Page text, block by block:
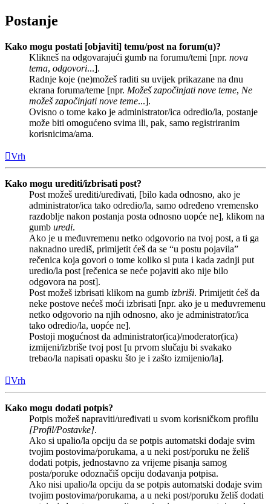
Postanje
Kako mogu postati [objaviti] temu/post na forum(u)?
Klikneš na odgovarajući gumb na forumu/temi [npr. nova
tema, odgovori...].
Radnje koje (ne)možeš raditi su uvijek prikazane na dnu
ekrana foruma/teme [npr. Možeš započinjati nove teme, Ne
možeš započinjati nove teme...].
Ovisno o tome kako je administrator/ica odredio/la, postanje
može biti omogućeno svima ili, pak, samo registriranim
korisnicima/ama.
Vrh
Kako mogu urediti/izbrisati post?
Post možeš urediti/uređivati, [bilo kada odnosno, ako je
administrator/ica tako odredio/la, samo određeno vremensko
razdoblje nakon postanja posta odnosno uopće ne], klikom na
gumb uredi.
Ako je u međuvremenu netko odgovorio na tvoj post, a ti ga
naknadno urediš, primijetit ćeš da se “u postu pojavila”
rečenica koja govori o tome koliko si puta i kada zadnji put
uredio/la post [rečenica se neće pojaviti ako nije bilo
odgovora na post].
Post možeš izbrisati klikom na gumb izbriši. Primijetit ćeš da
neke postove nećeš moći izbrisati [npr. ako je u međuvremenu
netko odgovorio na njih odnosno, ako je administrator/ica
tako odredio/la, uopće ne].
Postoji mogućnost da administrator(ica)/moderator(ica)
izmijeni/izbriše tvoj post [u prvom slučaju bi svakako
trebao/la napisati opasku što je i zašto izmijenio/la].
Vrh
Kako mogu dodati potpis?
Potpis možeš napraviti/uređivati u svom korisničkom profilu
[Profil/Postavke].
Ako si upalio/la opciju da se potpis automatski dodaje svim
tvojim postovima/porukama, a u neki post/poruku ne želiš
dodati potpis, jednostavno za vrijeme pisanja samog
posta/poruke odoznačiš opciju dodavanja potpisa.
Ako nisi upalio/la opciju da se potpis automatski dodaje svim
tvojim postovima/porukama, a u neki post/poruku želiš dodati